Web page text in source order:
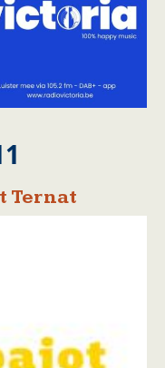
Ternat